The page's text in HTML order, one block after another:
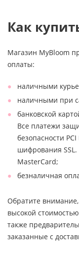
Как
Магазин MyBloom
оплаты:
наличными
наличными при
банковской
Все платежи
безопасности
шифрования
MasterCard;
безналичная
Обратите
высокой
также
заказанные с